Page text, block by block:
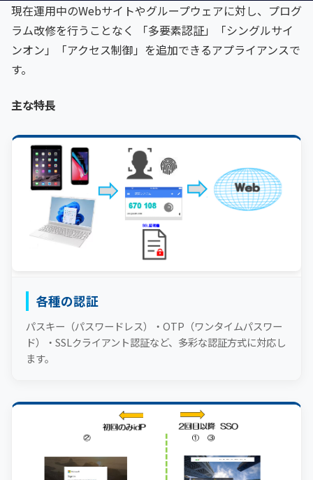
現在運用中のWebサイトやグループウェアに対し、プログ
ラム改修を行うことなく 「多要素認証」「シングルサイ
ンオン」「アクセス制御」を追加できるアプライアンスで
す。
主な特長
各種の認証
パスキー（パスワードレス）・OTP（ワンタイムパスワー
ド）・SSLクライアント認証など、多彩な認証方式に対応し
ます。